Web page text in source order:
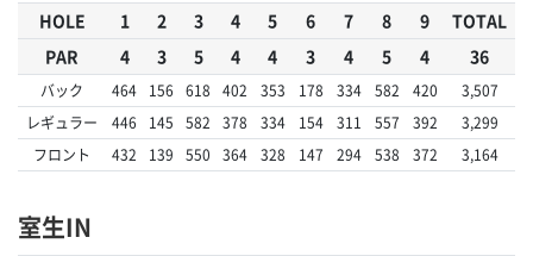
HOLE 1 2 3 4 5 6 7 8 9
TOTAL
PAR
4 3 5 4 4 3 4 5 4 36
バック 464 156 618 402 353 178 334 582 420
3,507
レギュラー
446 145 582 378 334 154 311 557 392
3,299
フロント
432 139 550 364 328 147 294 538 372 3,164
室生IN